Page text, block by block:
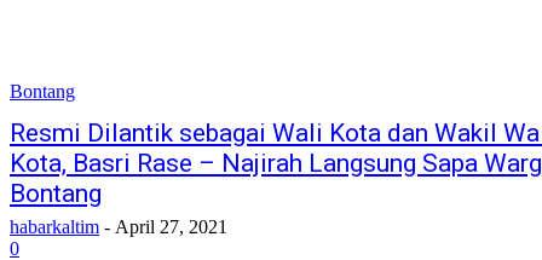
Bontang
Resmi Dilantik sebagai Wali Kota dan Wakil
Kota, Basri Rase – Najirah Langsung Sapa
Bontang
habarkaltim - April 27, 2021
0